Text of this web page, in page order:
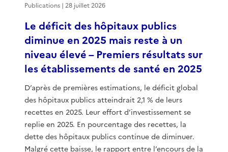
Le déficit des hôpitaux publics
diminue en 2025 mais reste à un
niveau élevé – Premiers résultats sur
les établissements de santé en 2025
D’après de premières estimations, le déficit global
des hôpitaux publics atteindrait 2,1 % de leurs
recettes en 2025. Leur effort d’investissement se
replie en 2025. En pourcentage des recettes, la
dette des hôpitaux publics continue de diminuer.
Malgré cette baisse, le rapport entre l’encours de la
Publications | 28 juillet 2026